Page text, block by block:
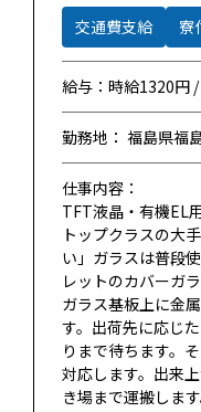
交通費支給 寮
給与：時給1320円
勤務地： 福島県福
仕事内容：
TFT液晶・有機EL
トップクラスの大
い」ガラスは普段
レットのカバーガ
ガラス基板上に金
す。出荷先に応じ
りまで待ちます。
対応します。出来
き場まで運搬しま